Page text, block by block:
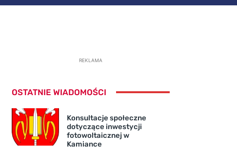
REKLAMA
OSTATNIE WIADOMOŚCI
Konsultacje społeczne
dotyczące inwestycji
fotowoltaicznej w
Kamiance